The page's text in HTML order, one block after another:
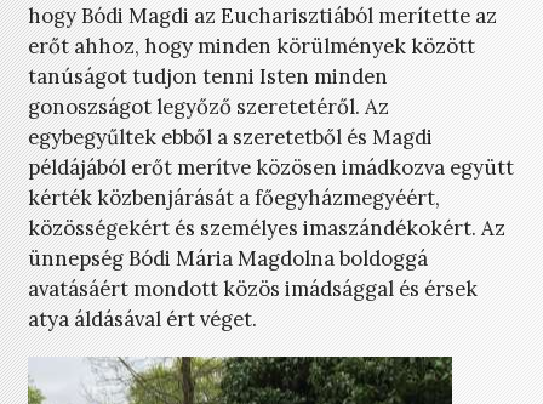
hogy Bódi Magdi az Eucharisztiából merítette az
erőt ahhoz, hogy minden körülmények között
tanúságot tudjon tenni Isten minden
gonoszságot legyőző szeretetéről. Az
egybegyűltek ebből a szeretetből és Magdi
példájából erőt merítve közösen imádkozva együtt
kérték közbenjárását a főegyházmegyéért,
közösségekért és személyes imaszándékokért. Az
ünnepség Bódi Mária Magdolna boldoggá
avatásáért mondott közös imádsággal és érsek
atya áldásával ért véget.